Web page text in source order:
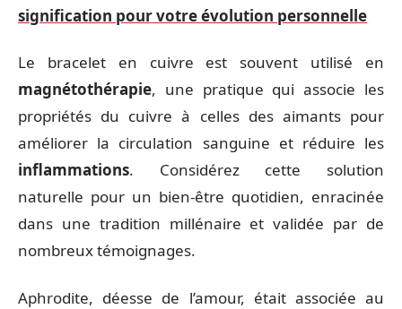
signification pour votre évolution personnelle
Le bracelet en cuivre est souvent utilisé en
magnétothérapie, une pratique qui associe les
propriétés du cuivre à celles des aimants pour
améliorer la circulation sanguine et réduire les
inflammations. Considérez cette solution
naturelle pour un bien-être quotidien, enracinée
dans une tradition millénaire et validée par de
nombreux témoignages.
Aphrodite, déesse de l’amour, était associée au